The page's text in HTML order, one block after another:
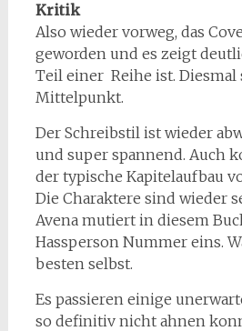
Kritik
Also wieder vorweg, das
geworden und es zeigt
Teil einer Reihe ist. Diesmal
Mittelpunkt.
Der Schreibstil ist wieder
und super spannend. Auch
der typische Kapitelaufbau
Die Charaktere sind wieder
Avena mutiert in diesem
Hassperson Nummer eins.
besten selbst.
Es passieren einige
so definitiv nicht ahnen